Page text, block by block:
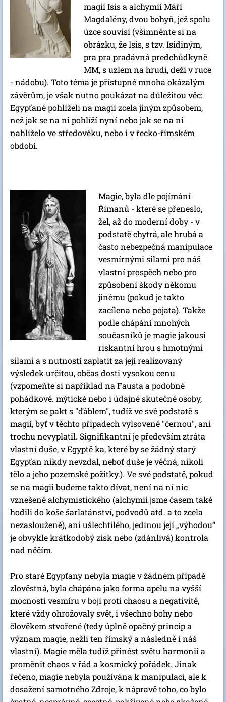
magií Isis a alchymií Máří
Magdalény, dvou bohyň, jež spolu
úzce souvisí (všimněnte si na
obrázku, že Isis, s tzv. Isidiným,
pra pra pradávná predchůdkyně
MM, s uzlem na hrudi, deží v ruce
- nádobu). Toto téma je přístupné mnoha okázalým
závěrům, je však nutno poukázat na důležitou věc: ​​
Egypťané pohlíželi na magii zcela jiným způsobem,
než jak se na ni pohlíží nyní nebo jak se na ni
nahlíželo ve středověku, nebo i v řecko-římském
období.
Magie, byla dle pojímání
Římanů - které se přeneslo,
žel, až do moderní doby - v
podstatě chytrá, ale hrubá a
často nebezpečná manipulace
vesmírnými silami pro náš
vlastní prospěch nebo pro
způsobení škody někomu
jinému (pokud je takto
zacílena nebo pojata). Takže
podle chápání mnohých
současníků je magie jakousi
riskantní hrou s hmotnými
silami a s nutností zaplatit za její realizovaný
výsledek určitou, občas dosti vysokou cenu
(vzpomeňte si například na Fausta a podobné
pohádkové. mýtické nebo i údajné skutečné osoby,
kterým se pakt s "ďáblem", tudíž ve své podstatě s
magií, byť v těchto případech vylsoveně "černou", ani
trochu nevyplatil. Signifikantní je především ztráta
vlastní duše, v Egyptě ka, které by se žádný starý
Egypťan nikdy nevzdal, neboť duše je věčná, nikoli
tělo a jeho pozemské požitky.). Ve své podstatě, pokud
se na magii budeme takto dívat, není na ní nic
vznešeně alchymistického (alchymii jsme časem také
hodili do koše šarlatánství, podvodů atd. a to zcela
nezaslouženě), ani ušlechtilého, jedinou její „výhodou“
je obvykle krátkodobý zisk nebo (zdánlivá) kontrola
nad něčím.
Pro staré Egypťany nebyla magie v žádném případě
zlověstná, byla chápána jako forma apelu na vyšší
mocnosti vesmíru v boji proti chaosu a negativitě,
které vždy ohrožovaly svět, i všechno bohy nebo
člověkem stvořené (tedy úplně opačný princip a
význam magie, nežli ten římský a následně i náš
vlastní). Magie měla tudíž přinést světu harmonii a
proměnit chaos v řád a kosmický pořádek. Jinak
řečeno, magie nebyla používána k manipulaci, ale k
dosažení samotného Zdroje, k nápravě toho, co bylo